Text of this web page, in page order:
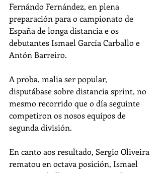
Fernándo Fernández, en plena
preparación para o campionato de
España de longa distancia e os
debutantes Ismael García Carballo e
Antón Barreiro.
A proba, malia ser popular,
disputábase sobre distancia sprint, no
mesmo recorrido que o día seguinte
competiron os nosos equipos de
segunda división.
En canto aos resultado, Sergio Oliveira
rematou en octava posición, Ismael